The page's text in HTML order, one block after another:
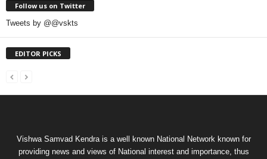
Follow us on Twitter
Tweets by @@vskts
EDITOR PICKS
Vishwa Samvad Kendra is a well known National Network known for
providing news and views of National interest and importance, thus